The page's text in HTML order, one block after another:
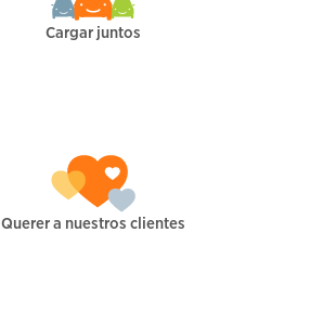
Cargar juntos
Querer a nuestros clientes